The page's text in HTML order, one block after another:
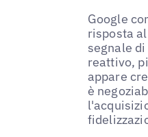
Google
risposta
segnale
reattivo,
appare
è